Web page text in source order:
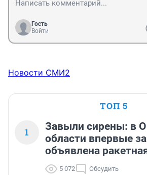
Гость
Войти
Новости СМИ2
ТОП 5
1
Завыли сирены: в
области впервые за
объявлена
5 072 Обсудить